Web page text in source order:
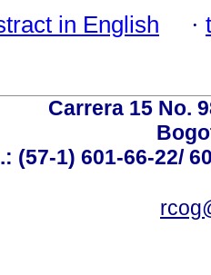
in English ·
Carrera 15 No.
(57-1) 601-66-22/